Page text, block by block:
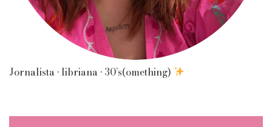
Jornalista • libriana • 30’s(omething)